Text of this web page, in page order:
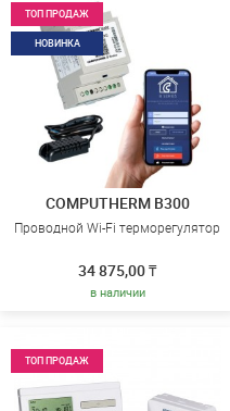
ТОП ПРОДАЖ
НОВИНКА
COMPUTHERM B300
Проводной Wi-Fi терморегулятор
34 875,00 ₸
в наличии
ТОП ПРОДАЖ